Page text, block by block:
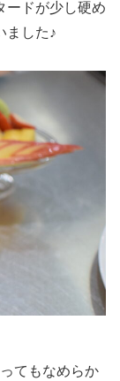
ードが少し硬め
ました♪
てもなめらか